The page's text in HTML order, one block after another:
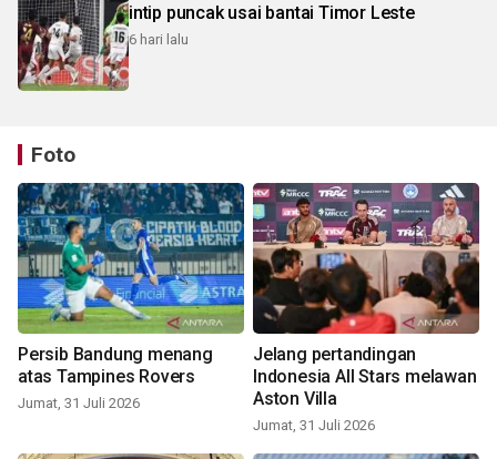
intip puncak usai bantai Timor Leste
6 hari lalu
Foto
Persib Bandung menang
atas Tampines Rovers
Jumat, 31 Juli 2026
Jelang pertandingan
Indonesia All Stars melawan
Aston Villa
Jumat, 31 Juli 2026